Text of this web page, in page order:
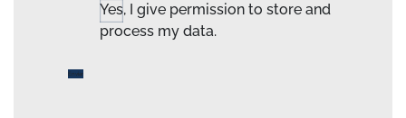
Yes, I give permission to store and
process my data.